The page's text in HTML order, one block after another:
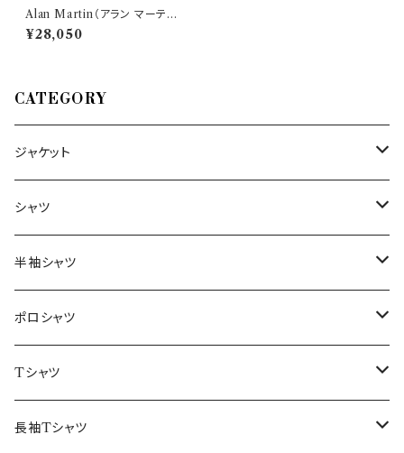
Alan Martin（アラン マーティ
ン） パンツ PAGANI PL 2820
1
¥28,050
CATEGORY
ジャケット
～44/S
46/M
48/L
50/XL～
シャツ
～44/S
46/M
48/L
50/XL～
半袖シャツ
～44/S
46/M
48/L
ポロシャツ
～44/S
46/M
Tシャツ
～44/S
長袖Tシャツ